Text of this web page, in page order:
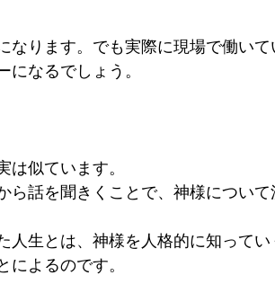
なります。でも実際に現場で働い
になるでしょう。
は似ています。
ら話を聞きくことで、神様につい
人生とは、神様を人格的に知って
によるのです。